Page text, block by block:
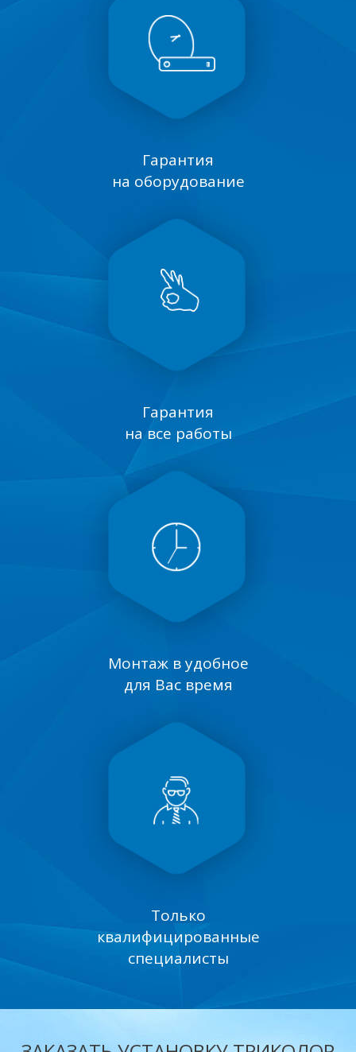
Гарантия
на оборудование
Гарантия
на все работы
Монтаж в удобное
для Вас время
Только
квалифицированные
специалисты